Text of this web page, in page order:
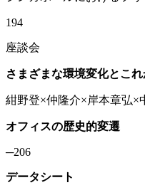
194
座談会
さまざまな環境変化とこ
紺野登×仲隆介×岸本章弘×
オフィスの歴史的変遷
─206
データシート